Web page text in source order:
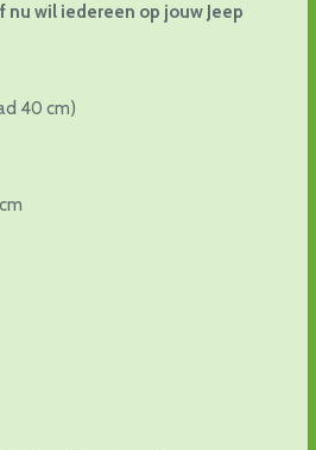
nu wil iedereen op jouw Jeep
40 cm)